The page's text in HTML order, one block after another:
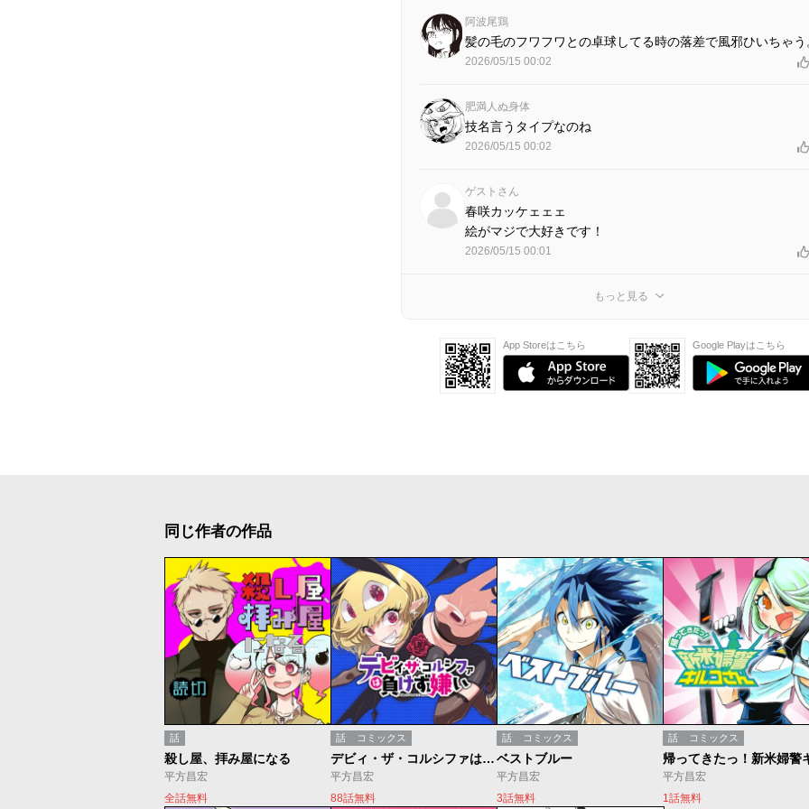
阿波尾鶏
髪の毛のフワフワとの卓球してる時の落差で風邪ひいちゃう
2026/05/15 00:02
肥満人ぬ身体
技名言うタイプなのね
2026/05/15 00:02
ゲストさん
春咲カッケェェェ
絵がマジで大好きです！
2026/05/15 00:01
もっと見る
App Storeはこちら Google Playはこちら
同じ作者の作品
話
殺し屋、拝み屋になる
平方昌宏
全話無料
話 コミックス
デビィ・ザ・コルシファは負けず嫌い
平方昌宏
88話無料
話 コミックス
ベストブルー
平方昌宏
3話無料
話 コミックス
平方昌宏
1話無料